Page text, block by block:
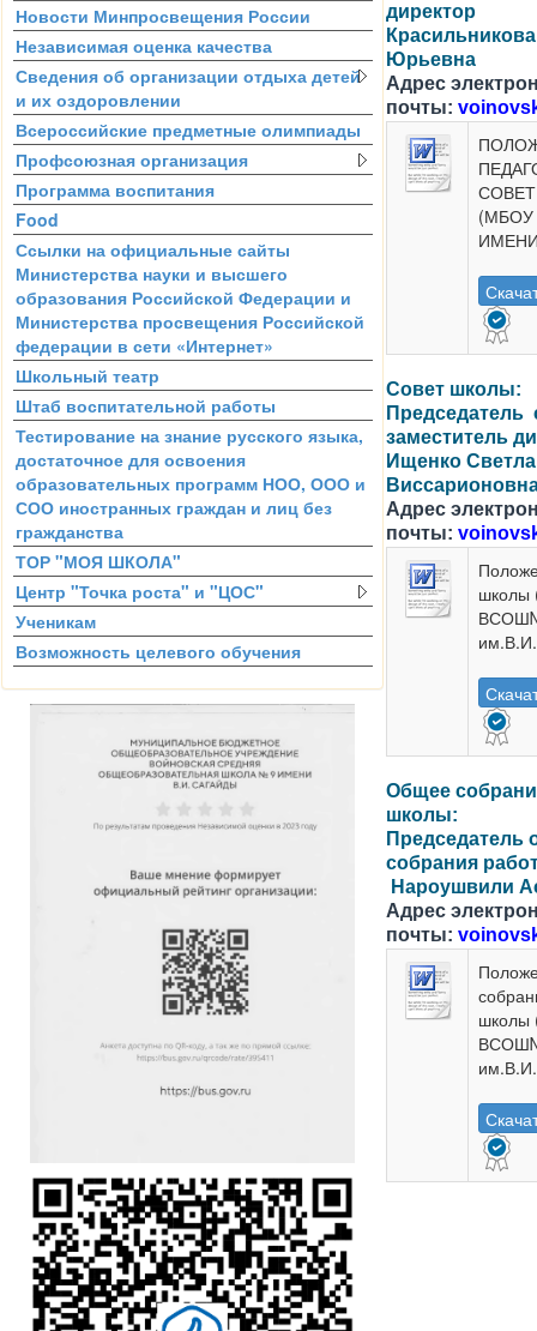
Новости Минпросвещения России
Независимая оценка качества
Сведения об организации отдыха детей
и их оздоровлении
Всероссийские предметные олимпиады
Профсоюзная организация
Программа воспитания
Food
Ссылки на официальные сайты
Министерства науки и высшего
образования Российской Федерации и
Министерства просвещения Российской
федерации в сети «Интернет»
Школьный театр
Штаб воспитательной работы
Тестирование на знание русского языка,
достаточное для освоения
образовательных программ НОО, ООО и
СОО иностранных граждан и лиц без
гражданства
ТОР "МОЯ ШКОЛА"
Центр "Точка роста" и "ЦОС"
Ученикам
Возможность целевого обучения
директор
Юрьевна
Адрес
почты:
Совет школы:
Председатель
заместитель
Ищенко
Адрес
почты:
Общее
школы:
Председатель
собрания
Нароушвили
Адрес
почты: